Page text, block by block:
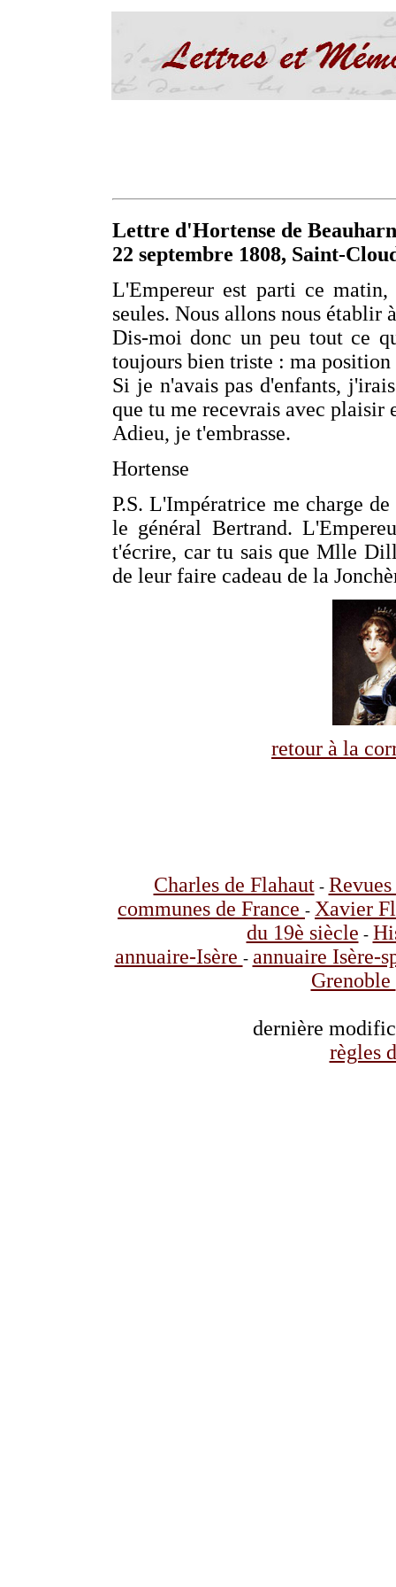
Lettre d'Hortense de
22 septembre 1808, Saint-
L'Empereur est parti ce
seules. Nous allons nous établir
Dis-moi donc un peu tout ce
toujours bien triste : ma
Si je n'avais pas d'enfants,
que tu me recevrais avec plaisir
Adieu, je t'embrasse.
Hortense
P.S. L'Impératrice me charge
le général Bertrand.
t'écrire, car tu sais que Mlle
de leur faire cadeau de la
retour à la
Charles de Flahaut-
communes de France - Xavier
du 19è siècle -
annuaire-Isère - annuaire Isère-
Grenoble
dernière
règles